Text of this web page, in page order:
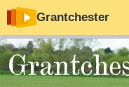
Grantchester